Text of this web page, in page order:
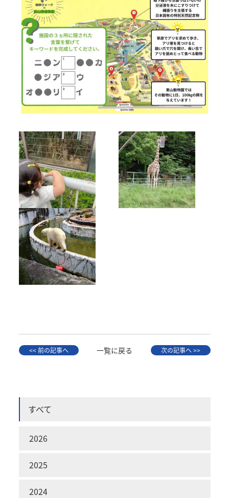
<< 前の記事へ 一覧に戻る 次の記事へ >>
すべて
2026
2025
2024